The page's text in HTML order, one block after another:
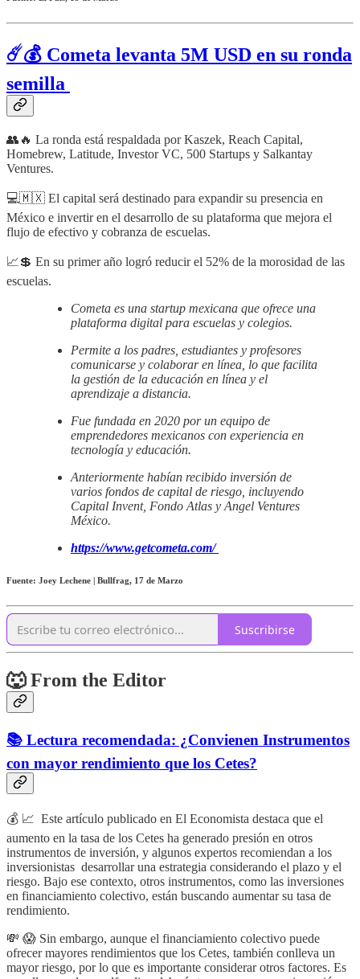
☄️💰 Cometa levanta 5M USD en su ronda
semilla
👥🔥 La ronda está respaldada por Kaszek, Reach Capital,
Homebrew, Latitude, Investor VC, 500 Startups y Salkantay
Ventures.
💻🇲🇽 El capital será destinado para expandir su presencia en
México e invertir en el desarrollo de su plataforma que mejora el
flujo de efectivo y cobranza de escuelas.
📈💲 En su primer año logró reducir el 52% de la morosidad de las
escuelas.
Cometa es una startup mexicana que ofrece una
plataforma digital para escuelas y colegios.
Permite a los padres, estudiantes y profesores
comunicarse y colaborar en línea, lo que facilita
la gestión de la educación en línea y el
aprendizaje a distancia.
Fue fundada en 2020 por un equipo de
emprendedores mexicanos con experiencia en
tecnología y educación.
Anteriormente habían recibido inversión de
varios fondos de capital de riesgo, incluyendo
Capital Invent, Fondo Atlas y Angel Ventures
México.
https://www.getcometa.com/
Fuente: Joey Lechene | Bullfrag, 17 de Marzo
Suscribirse
🐺 From the Editor
📚 Lectura recomendada: ¿Convienen Instrumentos
con mayor rendimiento que los Cetes?
💰 📈 Este artículo publicado en El Economista destaca que el
aumento en la tasa de los Cetes ha generado presión en otros
instrumentos de inversión, y algunos expertos recomiendan a los
inversionistas desarrollar una estrategia considerando el plazo y el
riesgo. Bajo ese contexto, otros instrumentos, como las inversiones
en financiamiento colectivo, están buscando aumentar su tasa de
rendimiento.
💸 😱 Sin embargo, aunque el financiamiento colectivo puede
ofrecer mayores rendimientos que los Cetes, también conlleva un
mayor riesgo, por lo que es importante considerar otros factores. Es